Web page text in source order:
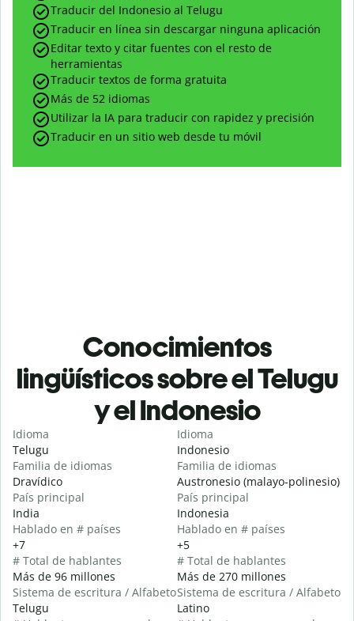
Traducir del Indonesio al Telugu
Traducir en línea sin descargar ninguna aplicación
Editar texto y citar fuentes con el resto de
herramientas
Traducir textos de forma gratuita
Más de 52 idiomas
Utilizar la IA para traducir con rapidez y precisión
Traducir en un sitio web desde tu móvil
Conocimientos
lingüísticos sobre el Telugu
y el Indonesio
Idioma
Telugu
Familia de idiomas
Dravídico
País principal
India
Hablado en # países
+7
# Total de hablantes
Más de 96 millones
Sistema de escritura / Alfabeto
Telugu
Idioma
Indonesio
Familia de idiomas
Austronesio (malayo-polinesio)
País principal
Indonesia
Hablado en # países
+5
# Total de hablantes
Más de 270 millones
Sistema de escritura / Alfabeto
Latino